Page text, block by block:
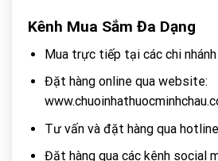
Kênh Mua Sắm Đa Dạng
Mua trực tiếp tại các chi nhánh
Đặt hàng online qua website:
Tư vấn và đặt hàng qua
Đặt hàng qua các kênh social